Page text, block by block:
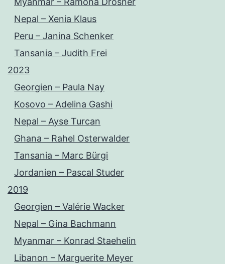
Nepal – Xenia Klaus
Peru – Janina Schenker
Tansania – Judith Frei
2023
Georgien – Paula Nay
Kosovo – Adelina Gashi
Nepal – Ayse Turcan
Ghana – Rahel Osterwalder
Tansania – Marc Bürgi
Jordanien – Pascal Studer
2019
Georgien – Valérie Wacker
Nepal – Gina Bachmann
Myanmar – Konrad Staehelin
Libanon – Marguerite Meyer